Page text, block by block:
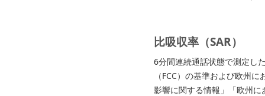
比吸収率（SAR）
6分間連続通話状態で測定し
（FCC）の基準および欧州
影響に関する情報」「欧州